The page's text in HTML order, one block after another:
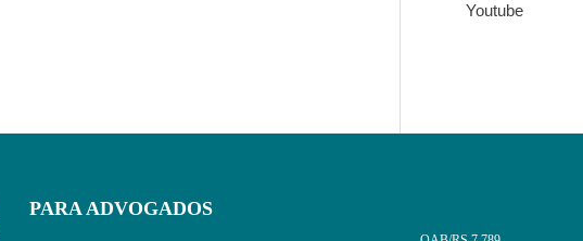
Youtube
PARA ADVOGADOS